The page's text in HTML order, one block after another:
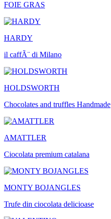
FOIE GRAS
HARDY
il caffÃ¨ di Milano
HOLDSWORTH
Chocolates and truffles Handmade
AMATTLER
Ciocolata premium catalana
MONTY BOJANGLES
Trufe din ciocolata delicioase